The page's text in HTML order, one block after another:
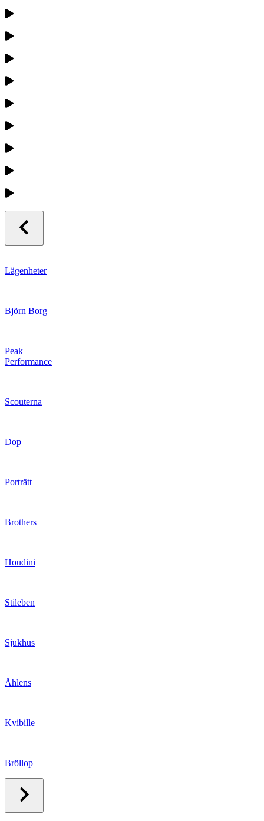
Lägenheter
Björn Borg
Peak
Performance
Scouterna
Dop
Porträtt
Brothers
Houdini
Stileben
Sjukhus
Åhlens
Kvibille
Bröllop